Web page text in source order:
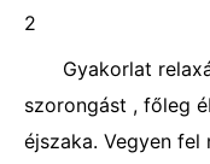
2
Gyakorlat
szorongást , főleg
éjszaka. Vegyen fel